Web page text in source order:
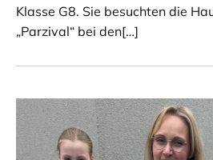
Klasse G8. Sie besuchten die
„Parzival“ bei den[…]